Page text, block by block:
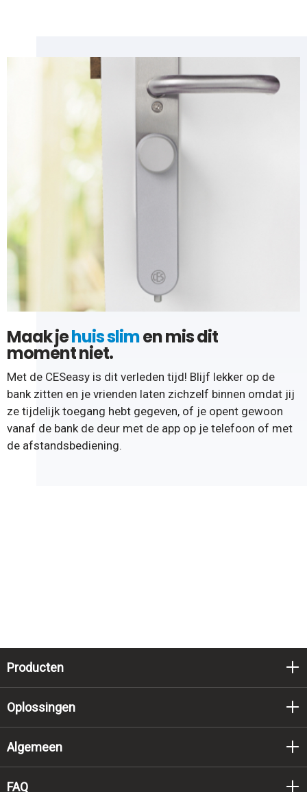
Maak jehuis slimen mis dit
moment niet.
Met de CESeasy is dit verleden tijd! Blijf lekker op de
bank zitten en je vrienden laten zichzelf binnen omdat jij
ze tijdelijk toegang hebt gegeven, of je opent gewoon
vanaf de bank de deur met de app op je telefoon of met
de afstandsbediening.
Producten
Oplossingen
Algemeen
FAQ